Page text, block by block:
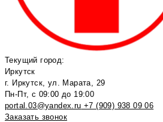
Текущий город:
Иркутск
г. Иркутск, ул. Марата, 29
Пн-Пт, с 09:00 до 19:00
portal.03@yandex.ru +7 (909) 938 09 06
Заказать звонок